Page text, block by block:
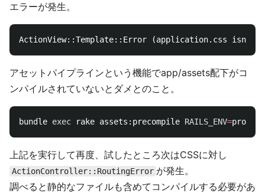
エラーが発生。
アセットパイプラインという機能でapp/assets配下がコ
ンパイルされていないとダメとのこと。
bundle exec rake assets:precompile RAILS_ENV=
上記を実行して再度、試したところ次はCSSに対し
ActionController::RoutingError が発生。
調べると静的なファイルも含めてコンパイルする必要があ